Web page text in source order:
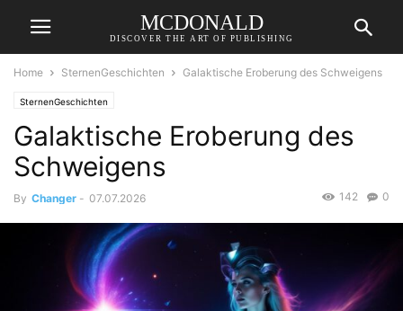
MCDONALD
DISCOVER THE ART OF PUBLISHING
Home SternenGeschichten Galaktische Eroberung des Schweigens
SternenGeschichten
Galaktische Eroberung des
Schweigens
By Changer - 07.07.2026 0
142